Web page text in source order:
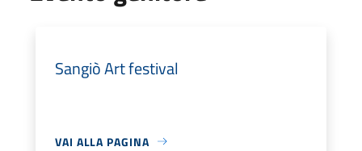
Sangiò Art festival
VAI ALLA PAGINA